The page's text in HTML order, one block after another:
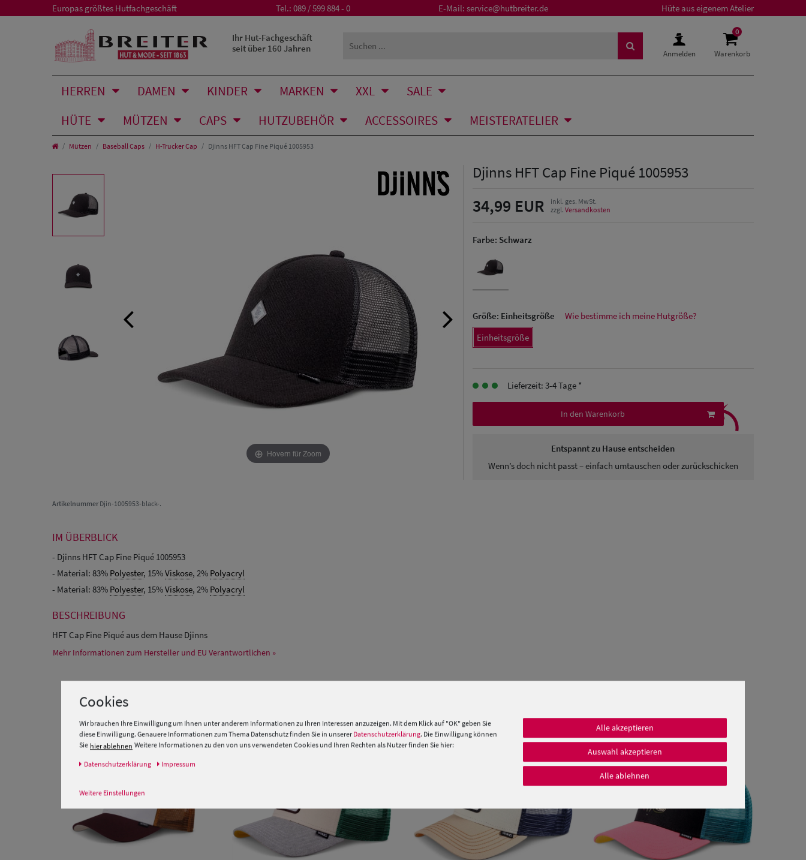
Europas größtes Hutfachgeschäft Tel.: 089 / 599 884 - 0 E-Mail: service@hutbreiter.de Hüte aus eigenem Atelier
Ihr Hut-Fachgeschäft
seit über 160 Jahren
Anmelden
0
Warenkorb
HERREN DAMEN KINDER MARKEN XXL
SALE
HÜTE
MÜTZEN CAPS HUTZUBEHÖR ACCESSOIRES MEISTERATELIER
Mützen Baseball Caps H-Trucker Cap Djinns HFT Cap Fine Piqué 1005953
Hovern für Zoom
ArtikelnummerDjin-1005953-black-.
Djinns HFT Cap Fine Piqué 1005953
34,99 EUR
inkl. ges. MwSt.
zzgl. Versandkosten
Farbe: Schwarz
Größe: Einheitsgröße
Wie bestimme ich meine Hutgröße?
Einheitsgröße
Lieferzeit: 3-4 Tage *
In den Warenkorb
Entspannt zu Hause entscheiden
Wenn’s doch nicht passt – einfach umtauschen oder zurückschicken
⤹
IM ÜBERBLICK
- Djinns HFT Cap Fine Piqué 1005953
- Material: 83% Polyester, 15%Viskose, 2% Polyacryl
- Material: 83% Polyester, 15%Viskose, 2% Polyacryl
BESCHREIBUNG
HFT Cap Fine Piqué aus dem Hause Djinns
Mehr Informationen zum Hersteller und EU Verantwortlichen »
Cookies
Wir brauchen Ihre Einwilligung um Ihnen unter anderem Informationen zu Ihren Interessen anzuzeigen. Mit dem Klick auf "OK" geben Sie
diese Einwilligung. Genauere Informationen zum Thema Datenschutz finden Sie in unserer Datenschutzerklärung. Die Einwilligung können
Sie hier ablehnen Weitere Informationen zu den von uns verwendeten Cookies und Ihren Rechten als Nutzer finden Sie hier:
Daten­schutz­erklärung Impressum
Weitere Einstellungen
Alle akzeptieren
Auswahl akzeptieren
Alle ablehnen